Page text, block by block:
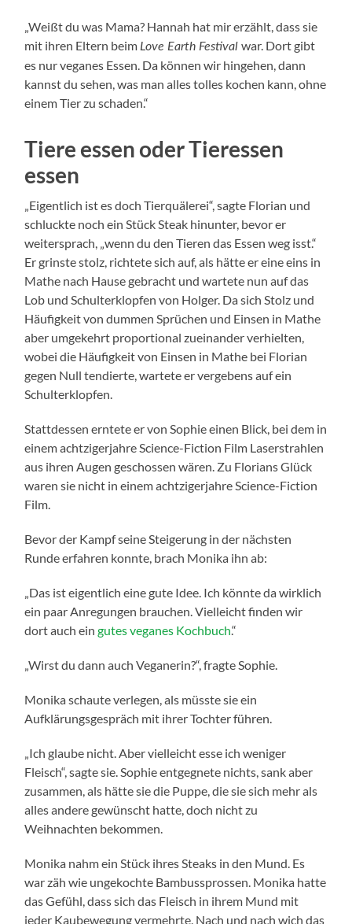
„Weißt du was Mama? Hannah hat mir erzählt, dass sie
mit ihren Eltern beim Love Earth Festivalwar. Dort gibt
es nur veganes Essen. Da können wir hingehen, dann
kannst du sehen, was man alles tolles kochen kann, ohne
einem Tier zu schaden.“
Tiere essen oder Tieressen
essen
„Eigentlich ist es doch Tierquälerei“, sagte Florian und
schluckte noch ein Stück Steak hinunter, bevor er
weitersprach, „wenn du den Tieren das Essen weg isst.“
Er grinste stolz, richtete sich auf, als hätte er eine eins in
Mathe nach Hause gebracht und wartete nun auf das
Lob und Schulterklopfen von Holger. Da sich Stolz und
Häufigkeit von dummen Sprüchen und Einsen in Mathe
aber umgekehrt proportional zueinander verhielten,
wobei die Häufigkeit von Einsen in Mathe bei Florian
gegen Null tendierte, wartete er vergebens auf ein
Schulterklopfen.
Stattdessen erntete er von Sophie einen Blick, bei dem in
einem achtzigerjahre Science-Fiction Film Laserstrahlen
aus ihren Augen geschossen wären. Zu Florians Glück
waren sie nicht in einem achtzigerjahre Science-Fiction
Film.
Bevor der Kampf seine Steigerung in der nächsten
Runde erfahren konnte, brach Monika ihn ab:
„Das ist eigentlich eine gute Idee. Ich könnte da wirklich
ein paar Anregungen brauchen. Vielleicht finden wir
dort auch eingutes veganes Kochbuch.“
„Wirst du dann auch Veganerin?“, fragte Sophie.
Monika schaute verlegen, als müsste sie ein
Aufklärungsgespräch mit ihrer Tochter führen.
„Ich glaube nicht. Aber vielleicht esse ich weniger
Fleisch“, sagte sie. Sophie entgegnete nichts, sank aber
zusammen, als hätte sie die Puppe, die sie sich mehr als
alles andere gewünscht hatte, doch nicht zu
Weihnachten bekommen.
Monika nahm ein Stück ihres Steaks in den Mund. Es
war zäh wie ungekochte Bambussprossen. Monika hatte
das Gefühl, dass sich das Fleisch in ihrem Mund mit
jeder Kaubewegung vermehrte. Nach und nach wich das